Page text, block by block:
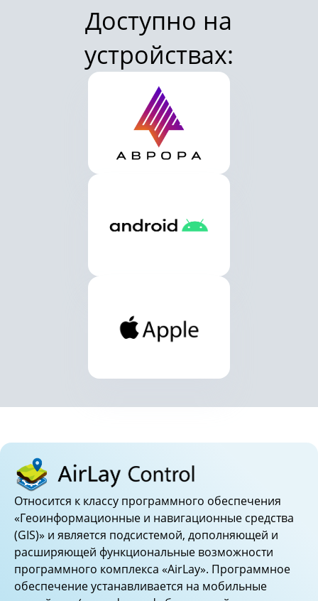
Доступно на
устройствах:
Относится к классу программного обеспечения
«Геоинформационные и навигационные средства
(GIS)» и является подсистемой, дополняющей и
расширяющей функциональные возможности
программного комплекса «AirLay». Программное
обеспечение устанавливается на мобильные